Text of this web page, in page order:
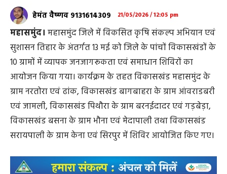
हेमंत वैष्णव 9131614309 21/05/2026 / 12:05 pm
महासमुंद। महासमुंद जिले में विकसित कृषि संकल्प अभियान एवं
सुशासन तिहार के अंतर्गत 13 मई को जिले के पांचों विकासखंडों के
10 ग्रामों में व्यापक जनजागरूकता एवं समाधान शिविरों का
आयोजन किया गया। कार्यक्रम के तहत विकासखंड महासमुंद के
ग्राम नरतोरा एवं ढांक, विकासखंड बागबाहरा के ग्राम आंवराडबरी
एवं जामली, विकासखंड पिथौरा के ग्राम बरनईदादर एवं गड़बेड़ा,
विकासखंड बसना के ग्राम भौना एवं मेदापाली तथा विकासखंड
सरायपाली के ग्राम केना एवं सिरपुर में शिविर आयोजित किए गए।